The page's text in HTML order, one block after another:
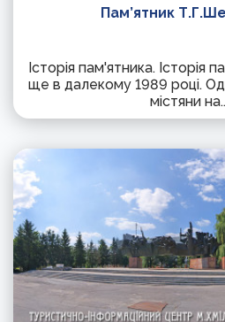
Пам’ятник
Історія пам'ятника. Історія
ще в далекому 1989 році.
містяни